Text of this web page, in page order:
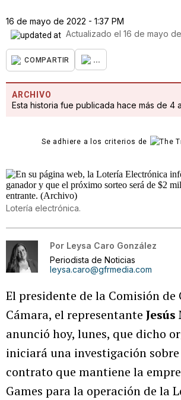
16 de mayo de 2022 - 1:37 PM
Actualizado el 16 de mayo
COMPARTIR ...
ARCHIVO
Esta historia fue publicada hace más de 4
Se adhiere a los criterios de
Lotería electrónica.
Por Leysa Caro González
Periodista de Noticias
leysa.caro@gfrmedia.com
El presidente de la Comisión de
Cámara, el representante
anunció hoy, lunes, que dicho
iniciará una investigación
contrato que mantiene la
Games para la operación de la